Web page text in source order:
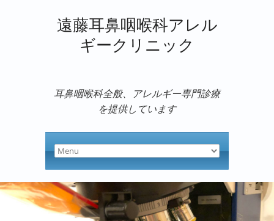
遠藤耳鼻咽喉科アレル
ギークリニック
耳鼻咽喉科全般、アレルギー専門診療
を提供しています